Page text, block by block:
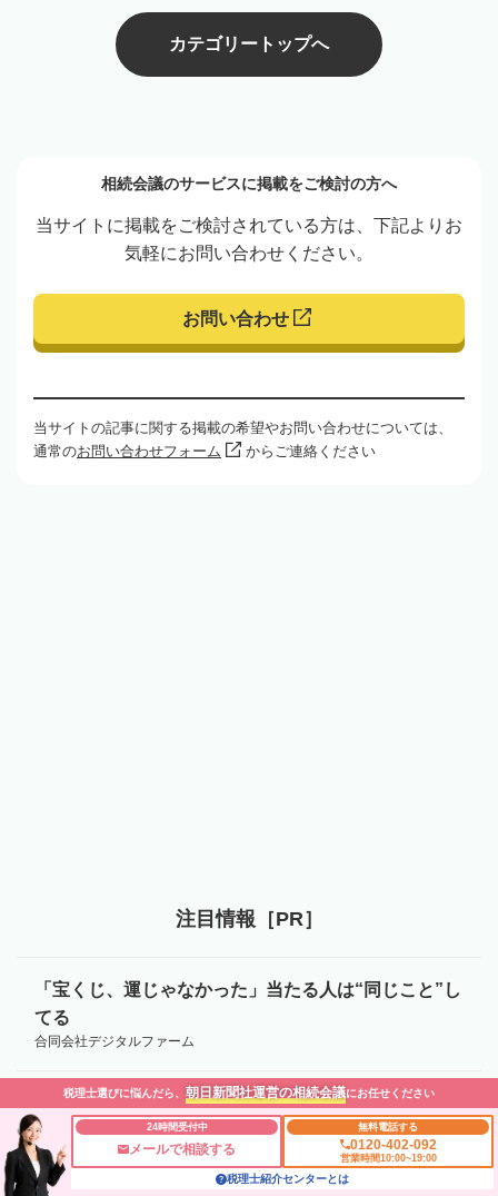
カテゴリートップへ
相続会議のサービスに掲載をご検討の方へ
当サイトに掲載をご検討されている方は、下記よりお
気軽にお問い合わせください。
お問い合わせ
当サイトの記事に関する掲載の希望やお問い合わせについては、
通常のお問い合わせフォーム からご連絡ください
注目情報［PR］
「宝くじ、運じゃなかった」当たる人は“同じこと”し
てる
合同会社デジタルファーム
「宝くじ、運じゃなかった」当たる人は“同じこと”し
てる
合同会社デジタルファーム
税理士選びに悩んだら、 朝日新聞社運営の相続会議にお任せください
24時間受付中
メールで相談する
無料電話する
0120-402-092
営業時間10:00~19:00
税理士紹介センターとは